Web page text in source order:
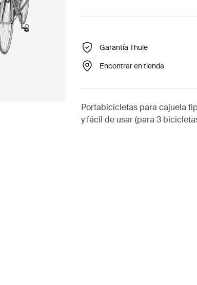
Garantía Thule
Encontrar en tienda
Portabicicletas para cajuela
y fácil de usar (para 3